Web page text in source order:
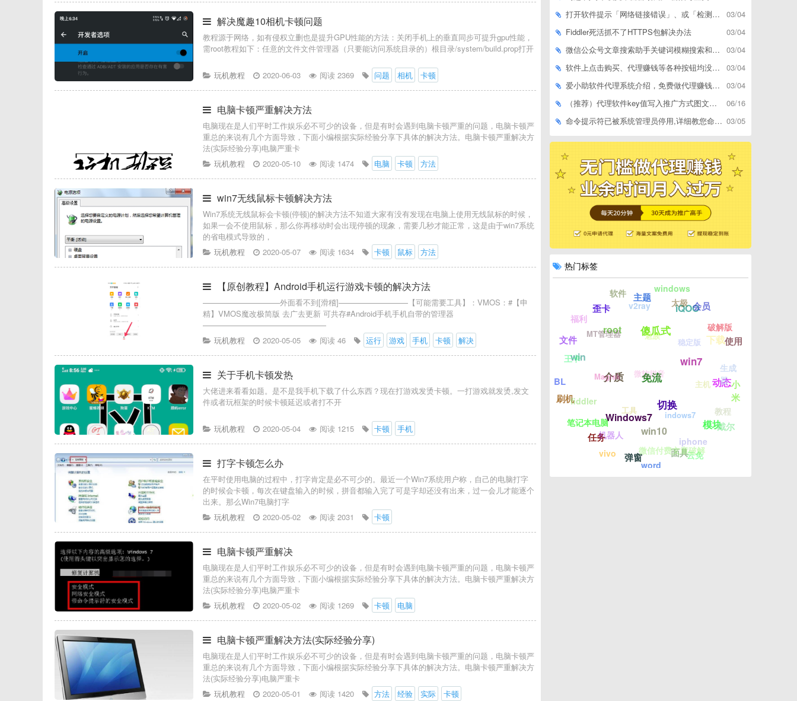
解决魔趣10相机卡顿问题
教程源于网络，如有侵权立删也是提升GPU性能的方法：关闭手机上的垂直同步可提升gpu性能，
需root教程如下：任意的文件文件管理器（只要能访问系统目录的）根目录/system/build.prop打开
玩机教程 2020-06-03 阅读 2369 问题 相机 卡顿
电脑卡顿严重解决方法
电脑现在是人们平时工作娱乐必不可少的设备，但是有时会遇到电脑卡顿严重的问题，电脑卡顿严
重总的来说有几个方面导致，下面小编根据实际经验分享下具体的解决方法。电脑卡顿严重解决方
法(实际经验分享)电脑严重卡
玩机教程
2020-05-10 阅读 1474 电脑 卡顿 方法
win7无线鼠标卡顿解决方法
Win7系统无线鼠标会卡顿(停顿)的解决方法不知道大家有没有发现在电脑上使用无线鼠标的时候，
如果一会不使用鼠标，那么你再移动时会出现停顿的现象，需要几秒才能正常，这是由于win7系统
的省电模式导致的，
玩机教程
2020-05-07 阅读 1634 卡顿 鼠标 方法
【原创教程】Android手机运行游戏卡顿的解决方法
——————————外面看不到[滑稽]—————————【可能需要工具】：VMOS：#【申
精】VMOS魔改极简版 去广去更新 可共存#Android手机手机自带的管理器
————————————————
玩机教程
2020-05-05 阅读 46 运行 游戏 手机 卡顿 解决
关于手机卡顿发热
大佬进来看看如题。是不是我手机下载了什么东西？现在打游戏发烫卡顿。一打游戏就发烫,发文
件或者玩框架的时候卡顿延迟或者打不开
玩机教程 2020-05-04 阅读 1215 卡顿 手机
打字卡顿怎么办
在平时使用电脑的过程中，打字肯定是必不可少的。最近一个Win7系统用户称，自己的电脑打字
的时候会卡顿，每次在键盘输入的时候，拼音都输入完了可是字却还没有出来，过一会儿才能逐个
出来。那么Win7电脑打字
玩机教程
2020-05-02 阅读 2031 卡顿
电脑卡顿严重解决
电脑现在是人们平时工作娱乐必不可少的设备，但是有时会遇到电脑卡顿严重的问题，电脑卡顿严
重总的来说有几个方面导致，下面小编根据实际经验分享下具体的解决方法。电脑卡顿严重解决方
法(实际经验分享)电脑严重卡
玩机教程
2020-05-02 阅读 1269 卡顿 电脑
电脑卡顿严重解决方法(实际经验分享)
电脑现在是人们平时工作娱乐必不可少的设备，但是有时会遇到电脑卡顿严重的问题，电脑卡顿严
重总的来说有几个方面导致，下面小编根据实际经验分享下具体的解决方法。电脑卡顿严重解决方
法(实际经验分享)电脑严重卡
玩机教程
2020-05-01 阅读 1420 方法 经验 实际 卡顿
03/04
打开软件提示「网络链接错误」、或「检测版本更新失败」等网络问题解决方案
03/04
Fiddler死活抓不了HTTPS包解决办法
03/04
微信公众号文章搜索助手关键词模糊搜索和精确匹配搜索的区别
03/04
软件上点击购买、代理赚钱等各种按钮均没有反应，不打开相应网址怎么解决
03/04
爱小助软件代理系统介绍，免费做代理赚钱，带你轻松月收入过万
06/16
（推荐）代理软件key值写入推广方式图文教程
03/05
命令提示符已被系统管理员停用,详细教您命令提示符已被系统管理员停用怎么办
热门标签
免流
介质
Windows7
win10
切换
win7
傻瓜式
root
win
刷机
任务
弹窗
面具
模块
动态
下载
iQOO
主题
歪卡
文件
BL
笔记本电脑
vivo
word
云免
戴尔
小
米
使用
会员
windows
软件
福利
王卡
fiddler
机器人
微信付费文章破解
iphone
教程
生成
器
破解版
太极
v2ray
MT管理器
Magisk
工具 indows7
主机
稳定版
魅族
微软拼音